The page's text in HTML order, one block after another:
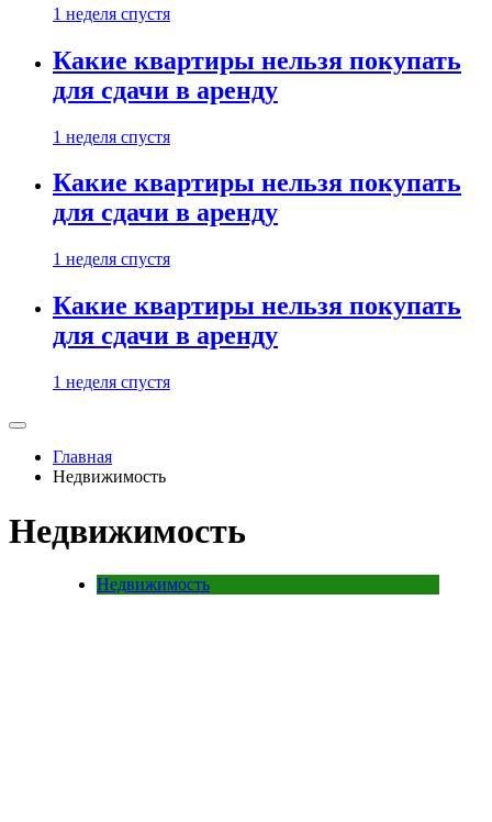
1 неделя спустя
Какие квартиры нельзя покупать
для сдачи в аренду
1 неделя спустя
Какие квартиры нельзя покупать
для сдачи в аренду
1 неделя спустя
Какие квартиры нельзя покупать
для сдачи в аренду
1 неделя спустя
Главная
Недвижимость
Недвижимость
Недвижимость